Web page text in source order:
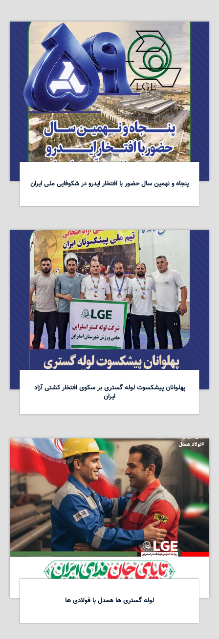
پنجاه و نهمین سال حضور با افتخار ایدرو در شکوفایی ملی ایران
پهلوانان پیشکسوت لوله گستری بر سکوی افتخار کشتی آزاد
ایران
لوله گستری ها همدل با فولادی ها